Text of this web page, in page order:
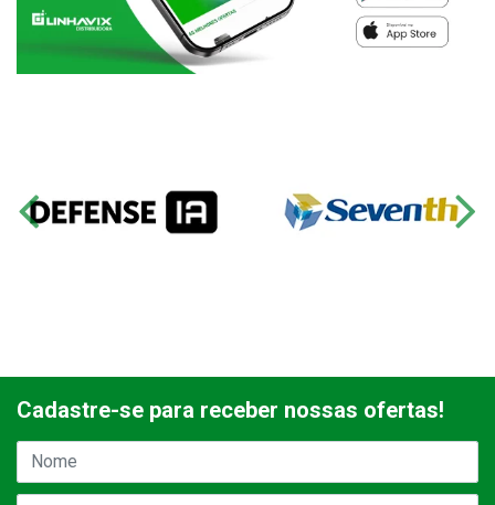
Cadastre-se para receber nossas ofertas!